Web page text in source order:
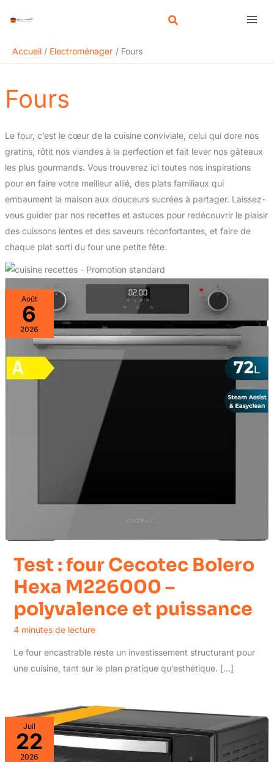
Accueil
Electroménager Fours
Fours
Le four, c’est le cœur de la cuisine conviviale, celui qui dore nos
gratins, rôtit nos viandes à la perfection et fait lever nos gâteaux
les plus gourmands. Vous trouverez ici toutes nos inspirations
pour en faire votre meilleur allié, des plats familiaux qui
embaument la maison aux douceurs sucrées à partager. Laissez-
vous guider par nos recettes et astuces pour redécouvrir le plaisir
des cuissons lentes et des saveurs réconfortantes, et faire de
chaque plat sorti du four une petite fête.
Août
6
2026
Test : four Cecotec Bolero
Hexa M226000 –
polyvalence et puissance
4 minutes de lecture
Le four encastrable reste un investissement structurant pour
une cuisine, tant sur le plan pratique qu’esthétique. […]
Juil
22
2026
e
r